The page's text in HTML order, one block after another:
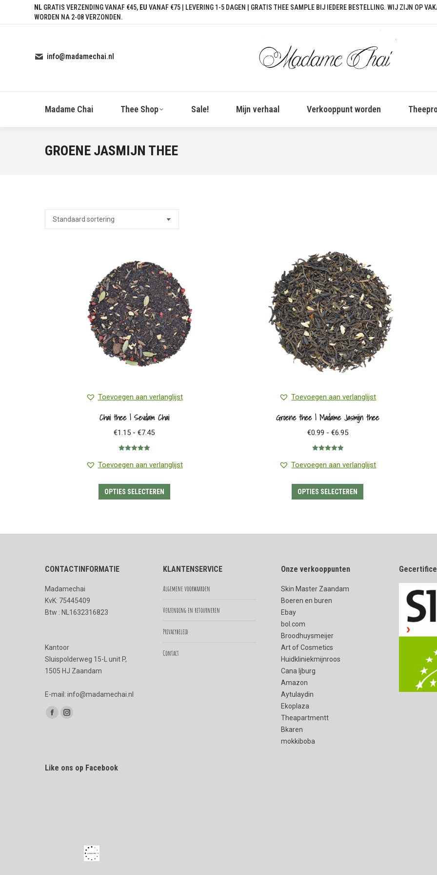
NL GRATIS VERZENDING VANAF €45, EU VANAF €75 | LEVERING 1-5 DAGEN | GRATIS THEE SAMPLE BIJ IEDERE BESTELLING. WIJ ZIJN OP
WORDEN NA 2-08 VERZONDEN.
info@madamechai.nl
Madame Chai Thee Shop Sale! Mijn verhaal Verkooppunt worden
GROENE JASMIJN THEE
Toevoegen aan verlanglijst
Chai thee | Sevdam Chai
€1.15 - €7.45Prijsklasse:
€7.45
5.00 uit 5
Toevoegen aan verlanglijst
OPTIES SELECTEREN
optie
worden
de
Toevoegen aan verlanglijst
Groene thee | Madame Jasmijn thee
€0.99 - €6.95Prijsklasse:
€6.95
5.00 uit 5
Toevoegen aan verlanglijst
OPTIES SELECTEREN
CONTACTINFORMATIE
Madamechai
KvK: 75445409
Btw : NL1632316823
Kantoor
Sluispolderweg 15-L unit P,
1505 HJ Zaandam
E-mail: info@madamechai.nl
Vind ons op:
Facebook
new
Instagram
new
KLANTENSERVICE
Algemene voorwaarden
Verzending en retourneren
Privacybeleid
Contact
Onze verkooppunten
Skin Master Zaandam
Boeren en buren
Ebay
bol.com
Broodhuysmeijer
Art of Cosmetics
Huidkliniekmijnroos
Cana Ijburg
Amazon
Aytulaydin
Ekoplaza
Theapartmentt
Bkaren
mokkiboba
Like ons op Facebook